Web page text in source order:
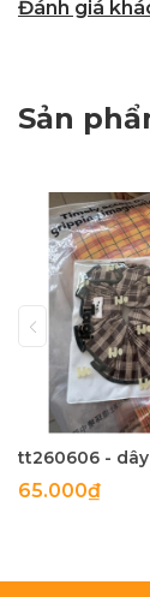
Đánh giá
Sản
tt260606 -
65.000₫